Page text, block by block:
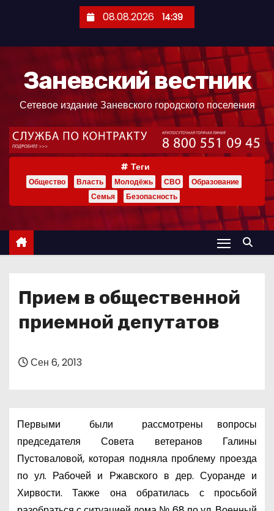
ж
08.08.2026 14:39
Заневский вестник
Сетевое издание Заневского городского поселения
Теги
Общество Власть Молодёжь СВО
Образование
Семья
Безопасность
Прием в общественной
приемной депутатов
Сен 6, 2013
Первыми были рассмотрены вопросы
председателя Совета ветеранов Галины
Пустоваловой, которая подняла проблему проезда
по ул. Рабочей и Ржавского в дер. Суоранде и
Хирвости. Также она обратилась с просьбой